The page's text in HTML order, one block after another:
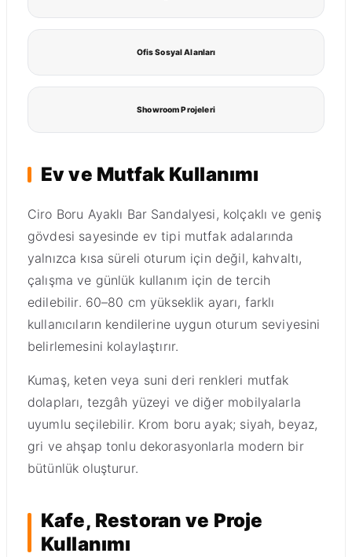
Ofis Sosyal Alanları
Showroom Projeleri
Ev ve Mutfak Kullanımı
Ciro Boru Ayaklı Bar Sandalyesi, kolçaklı ve geniş
gövdesi sayesinde ev tipi mutfak adalarında
yalnızca kısa süreli oturum için değil, kahvaltı,
çalışma ve günlük kullanım için de tercih
edilebilir. 60–80 cm yükseklik ayarı, farklı
kullanıcıların kendilerine uygun oturum seviyesini
belirlemesini kolaylaştırır.
Kumaş, keten veya suni deri renkleri mutfak
dolapları, tezgâh yüzeyi ve diğer mobilyalarla
uyumlu seçilebilir. Krom boru ayak; siyah, beyaz,
gri ve ahşap tonlu dekorasyonlarla modern bir
bütünlük oluşturur.
Kafe, Restoran ve Proje
Kullanımı